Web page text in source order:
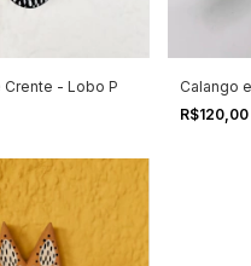
Crente - Lobo P
Calango
R$120,00